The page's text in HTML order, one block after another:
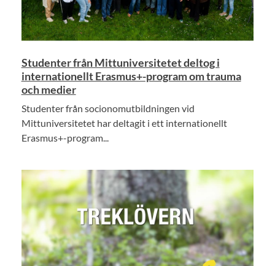
Studenter från Mittuniversitetet deltog i
internationellt Erasmus+-program om trauma
och medier
Studenter från socionomutbildningen vid
Mittuniversitetet har deltagit i ett internationellt
Erasmus+-program...